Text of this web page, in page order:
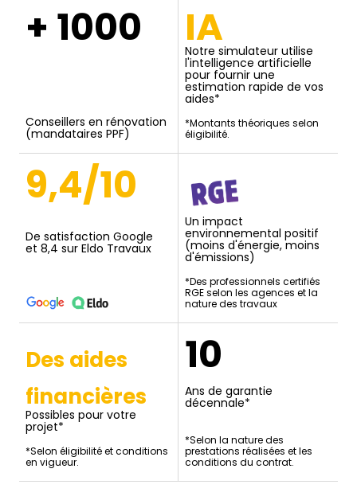
+ 1000
Conseillers en rénovation
(mandataires PPF)
IA
Notre simulateur utilise
l'intelligence artificielle
pour fournir une
estimation rapide de vos
aides*
*Montants théoriques selon
éligibilité.
9,4/10
De satisfaction Google
et 8,4 sur Eldo Travaux
Un impact
environnemental positif
(moins d'énergie, moins
d'émissions)
*Des professionnels certifiés
RGE selon les agences et la
nature des travaux
Des aides
financières
Possibles pour votre
projet*
*Selon éligibilité et conditions
en vigueur.
10
Ans de garantie
décennale*
*Selon la nature des
prestations réalisées et les
conditions du contrat.